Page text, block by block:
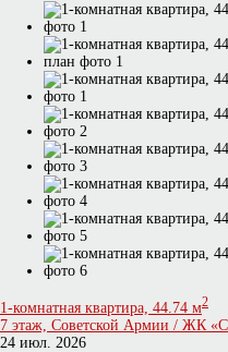
1-комнатная квартира, 44.74 м2
7 этаж, Советской Армии / ЖК
24 июл. 2026